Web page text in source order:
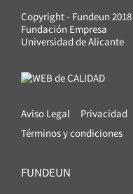
Copyright - Fundeun 2018
Fundación Empresa
Universidad de Alicante
Aviso Legal Privacidad
Términos y condiciones
FUNDEUN